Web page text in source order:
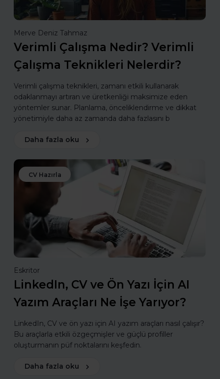
Merve Deniz Tahmaz
Verimli Çalışma Nedir? Verimli
Çalışma Teknikleri Nelerdir?
Verimli çalışma teknikleri, zamanı etkili kullanarak
odaklanmayı artıran ve üretkenliği maksimize eden
yöntemler sunar. Planlama, önceliklendirme ve dikkat
yönetimiyle daha az zamanda daha fazlasını b
Daha fazla oku
CV Hazırla
Eskritor
LinkedIn, CV ve Ön Yazı İçin AI
Yazım Araçları Ne İşe Yarıyor?
LinkedIn, CV ve ön yazı için AI yazım araçları nasıl çalışır?
Bu araçlarla etkili özgeçmişler ve güçlü profiller
oluşturmanın püf noktalarını keşfedin.
Daha fazla oku